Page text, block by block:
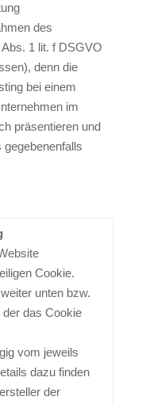
des
1 lit. f DSGVO
denn die
bei einem
im
präsentieren und
gegebenenfalls
Cookie.
unten bzw.
das Cookie
vom jeweils
dazu finden
der